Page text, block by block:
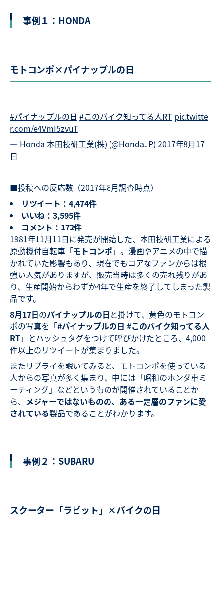
事例１：HONDA
モトコンポ×パイナップルの日
#パイナップルの日 #このバイク知ってる人RT pic.twitte
r.com/e4VmI5zvuT
— Honda 本田技研工業(株) (@HondaJP) 2017年8月17
日
■投稿への反応数（2017年8月調査時点）
リツイート：4,474件
いいね：3,595件
コメント：172件
1981年11月11日に発売が開始した、本田技研工業による
原動機付自転車「モトコンポ 」。漫画やアニメの中で描
かれていた影響もあり、現在でもコアなファンからは根
強い人気がありますが、販売当時は多くの売れ残りがあ
り、生産開始からわずか4年で生産を終了してしまった製
品です。
8月17日のパイナップルの日 と掛けて、黄色のモトコン
ポの写真を「#パイナップルの日 #このバイク知ってる人
RT」とハッシュタグをつけて呼びかけたところ、4,000
件以上のリツイートが集まりました。
またリプライを覗いてみると、モトコンポを使っている
人からの写真が多く集まり、中には「昭和のホンダ車ミ
ーティング」などというものが開催されていることか
ら、 メジャーではないものの、ある一定層のファンに愛
されている製品であることがわかります。
事例２：SUBARU
スクーター「ラビット」×バイクの日